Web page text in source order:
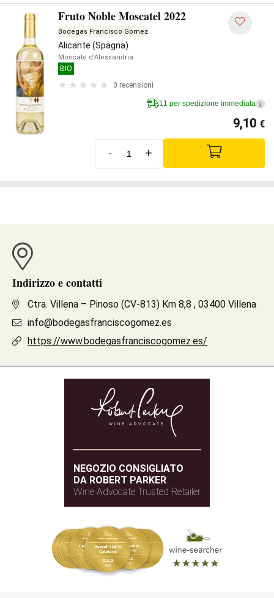
Fruto Noble Moscatel 2022
Bodegas Francisco Gómez
Alicante (Spagna)
Moscato d'Alessandria
BIO
0 recensioni
11 per spedizione immediata i
9,10 €
- +
Indirizzo e contatti
Ctra. Villena – Pinoso (CV-813) Km 8,8 , 03400 Villena
info@bodegasfranciscogomez.es
https://www.bodegasfranciscogomez.es/
NEGOZIO CONSIGLIATO
DA ROBERT PARKER
Wine Advocate Trusted Retailer